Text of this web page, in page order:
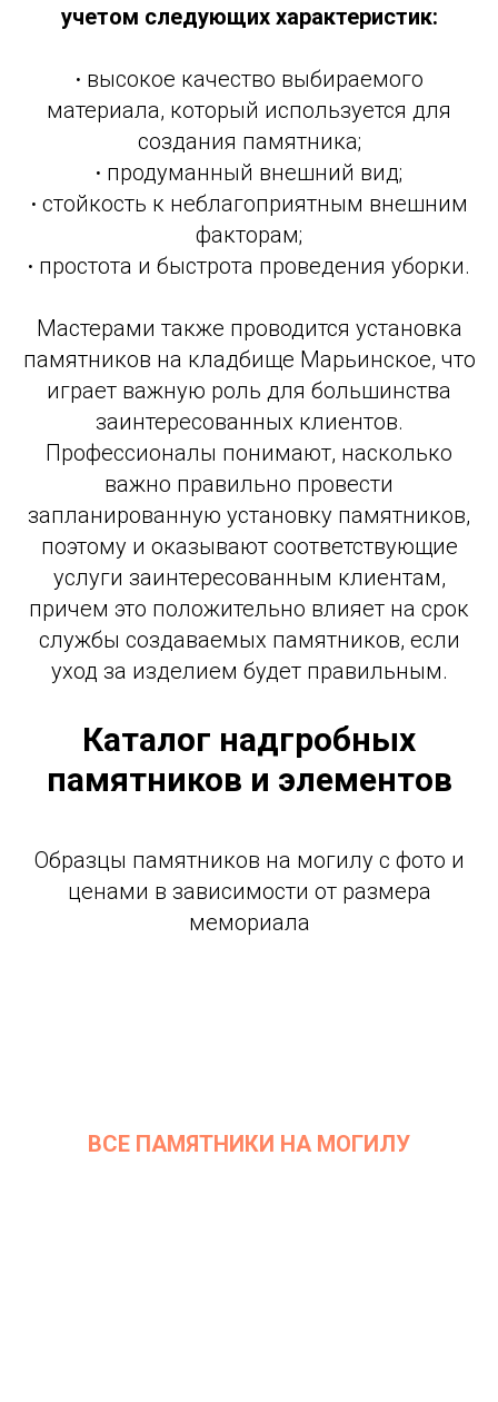
учетом следующих характеристик:
· высокое качество выбираемого
материала, который используется для
создания памятника;
· продуманный внешний вид;
· стойкость к неблагоприятным внешним
факторам;
· простота и быстрота проведения уборки.
Мастерами также проводится установка
памятников на кладбище Марьинское, что
играет важную роль для большинства
заинтересованных клиентов.
Профессионалы понимают, насколько
важно правильно провести
запланированную установку памятников,
поэтому и оказывают соответствующие
услуги заинтересованным клиентам,
причем это положительно влияет на срок
службы создаваемых памятников, если
уход за изделием будет правильным.
Каталог надгробных
памятников и элементов
Образцы памятников на могилу с фото и
ценами в зависимости от размера
мемориала
ВСЕ ПАМЯТНИКИ НА МОГИЛУ